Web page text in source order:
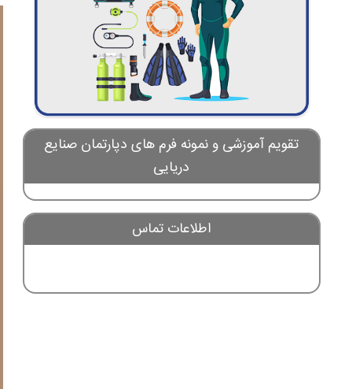
تقویم آموزشی و نمونه فرم های دپارتمان صنایع
دریایی
اطلاعات تماس